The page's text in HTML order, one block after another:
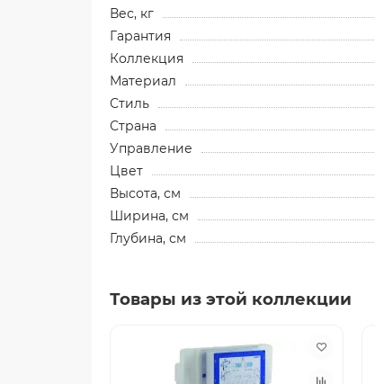
Вес, кг
Гарантия
Коллекция
Материал
Стиль
Страна
Управление
Цвет
Высота, см
Ширина, см
Глубина, см
Товары из этой коллекции